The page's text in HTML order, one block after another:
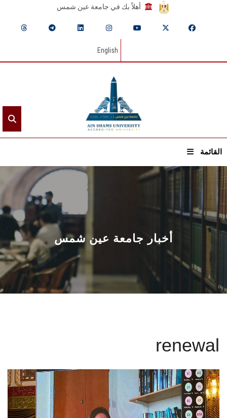
أهلاً بك في جامعة عين شمس
English
القائمة
الرئيسيـة
عن الجامعة
القطاعـات
الشئون الأكاديمية
البحث العلمي
الأنظمة الذكية
الإعلام
أخبار جامعة عين شمس
renewal